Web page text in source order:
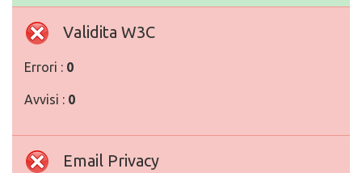
Validita W3C
Errori : 0
Avvisi : 0
Email Privacy